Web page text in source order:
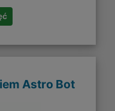
Astro Bot